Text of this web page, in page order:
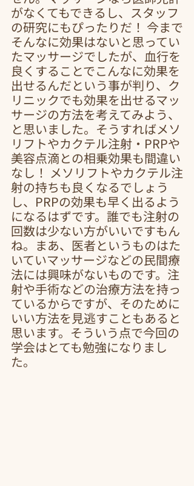
がなくてもできるし、スタッフ
の研究にもぴったりだ！ 今まで
そんなに効果はないと思ってい
たマッサージでしたが、血行を
良くすることでこんなに効果を
出せるんだという事が判り、ク
リニックでも効果を出せるマッ
サージの方法を考えてみよう、
と思いました。そうすればメソ
リフトやカクテル注射・PRPや
美容点滴との相乗効果も間違い
なし！ メソリフトやカクテル注
射の持ちも良くなるでしょう
し、PRPの効果も早く出るよう
になるはずです。誰でも注射の
回数は少ない方がいいですもん
ね。まあ、医者というものはた
いていマッサージなどの民間療
法には興味がないものです。注
射や手術などの治療方法を持っ
ているからですが、そのために
いい方法を見逃すこともあると
思います。そういう点で今回の
学会はとても勉強になりまし
た。